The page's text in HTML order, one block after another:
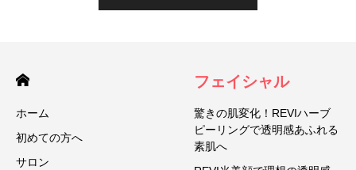
ホーム
初めての方へ
サロン
フェイシャル
驚きの肌変化！REVIハーブ
ピーリングで透明感あふれる
素肌へ